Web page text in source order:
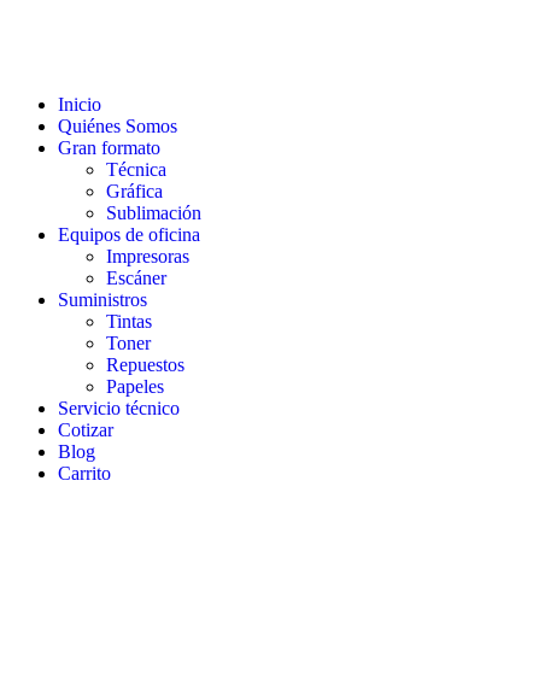
Inicio
Quiénes Somos
Gran formato
Técnica
Gráfica
Sublimación
Equipos de oficina
Impresoras
Escáner
Suministros
Tintas
Toner
Repuestos
Papeles
Servicio técnico
Cotizar
Blog
Carrito